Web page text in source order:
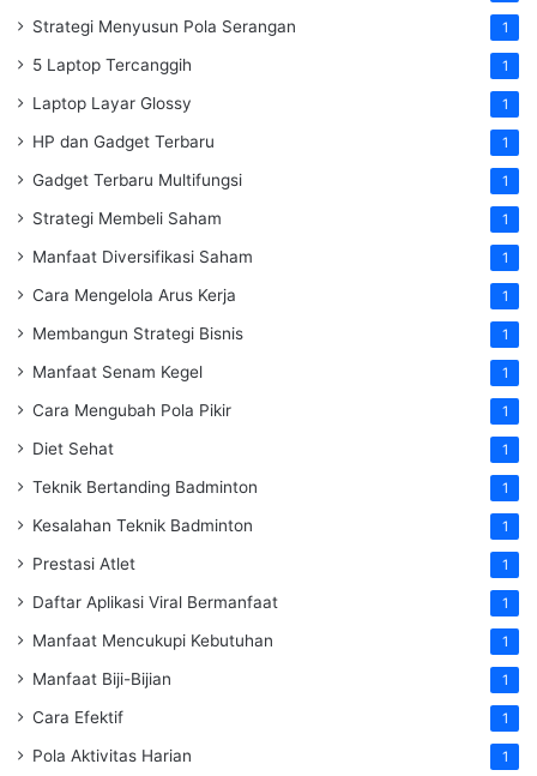
Strategi Menyusun Pola Serangan 1
5 Laptop Tercanggih 1
Laptop Layar Glossy 1
HP dan Gadget Terbaru 1
Gadget Terbaru Multifungsi 1
Strategi Membeli Saham 1
Manfaat Diversifikasi Saham 1
Cara Mengelola Arus Kerja 1
Membangun Strategi Bisnis 1
Manfaat Senam Kegel 1
Cara Mengubah Pola Pikir 1
Diet Sehat 1
Teknik Bertanding Badminton 1
Kesalahan Teknik Badminton 1
Prestasi Atlet 1
Daftar Aplikasi Viral Bermanfaat 1
Manfaat Mencukupi Kebutuhan 1
Manfaat Biji-Bijian 1
Cara Efektif 1
Pola Aktivitas Harian 1